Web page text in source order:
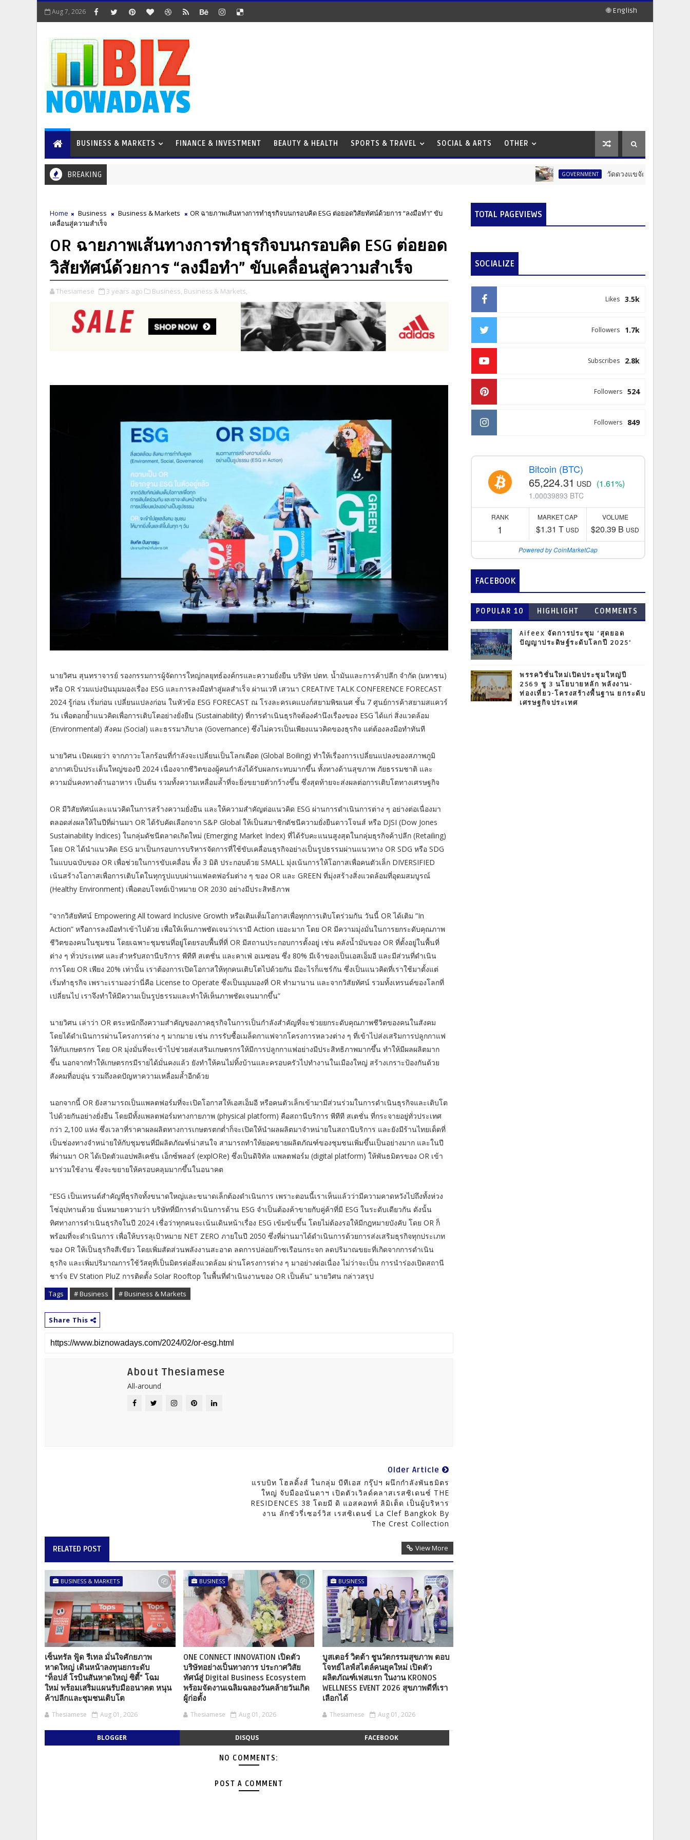
Aug 7, 2026 🌐 English
BUSINESS & MARKETS FINANCE & INVESTMENT BEAUTY & HEALTH SPORTS & TRAVEL SOCIAL & ARTS OTHER
BREAKING GOVERNMENT วัดดวงแขจัดใหญ่! งานแห่เทียนพร
Home Business Business & Markets
OR ฉายภาพเส้นทางการทำธุรกิจบนกรอบคิด ESG ต่อยอดวิสัยทัศน์ด้วยการ “ลงมือทำ” ขับ
เคลื่อนสู่ความสำเร็จ
OR ฉายภาพเส้นทางการทำธุรกิจบนกรอบคิด ESG ต่อยอด
วิสัยทัศน์ด้วยการ “ลงมือทำ” ขับเคลื่อนสู่ความสำเร็จ
Thesiamese 3 years ago Business, Business & Markets,
นายวิศน สุนทราจารย์ รองกรรมการผู้จัดการใหญ่กลยุทธ์องค์กรและความยั่งยืน บริษัท ปตท. น้ำมันและการค้าปลีก จำกัด (มหาชน)
หรือ OR ร่วมแบ่งปันมุมมองเรื่อง ESG และการลงมือทำสู่ผลสำเร็จ ผ่านเวที เสวนา CREATIVE TALK CONFERENCE FORECAST
2024 รู้ก่อน เริ่มก่อน เปลี่ยนแปลงก่อน ในหัวข้อ ESG FORECAST ณ โรงละครเคแบงก์สยามพิฆเนศ ชั้น 7 ศูนย์การค้าสยามสแควร์
วัน เพื่อตอกย้ำแนวคิดเพื่อการเติบโตอย่างยั่งยืน (Sustainability) ที่การดำเนินธุรกิจต้องคำนึงเรื่องของ ESG ได้แก่ สิ่งแวดล้อม
(Environmental) สังคม (Social) และธรรมาภิบาล (Governance) ซึ่งไม่ควรเป็นเพียงแนวคิดของธุรกิจ แต่ต้องลงมือทำทันที
นายวิศน เปิดเผยว่า จากภาวะโลกร้อนที่กำลังจะเปลี่ยนเป็นโลกเดือด (Global Boiling) ทำให้เรื่องการเปลี่ยนแปลงของสภาพภูมิ
อากาศเป็นประเด็นใหญ่ของปี 2024 เนื่องจากชีวิตของผู้คนกำลังได้รับผลกระทบมากขึ้น ทั้งทางด้านสุขภาพ ภัยธรรมชาติ และ
ความมั่นคงทางด้านอาหาร เป็นต้น รวมทั้งความเหลื่อมล้ำที่จะยิ่งขยายตัวกว้างขึ้น ซึ่งสุดท้ายจะส่งผลต่อการเติบโตทางเศรษฐกิจ
OR มีวิสัยทัศน์และแนวคิดในการสร้างความยั่งยืน และให้ความสำคัญต่อแนวคิด ESG ผ่านการดำเนินการต่าง ๆ อย่างต่อเนื่องมา
ตลอดส่งผลให้ในปีที่ผ่านมา OR ได้รับคัดเลือกจาก S&P Global ให้เป็นสมาชิกดัชนีความยั่งยืนดาวโจนส์ หรือ DJSI (Dow Jones
Sustainability Indices) ในกลุ่มดัชนีตลาดเกิดใหม่ (Emerging Market Index) ที่ได้รับคะแนนสูงสุดในกลุ่มธุรกิจค้าปลีก (Retailing)
โดย OR ได้นำแนวคิด ESG มาเป็นกรอบการบริหารจัดการที่ใช้ขับเคลื่อนธุรกิจอย่างเป็นรูปธรรมผ่านแนวทาง OR SDG หรือ SDG
ในแบบฉบับของ OR เพื่อช่วยในการขับเคลื่อน ทั้ง 3 มิติ ประกอบด้วย SMALL มุ่งเน้นการให้โอกาสเพื่อคนตัวเล็ก DIVERSIFIED
เน้นสร้างโอกาสเพื่อการเติบโตในทุกรูปแบบผ่านแฟลตฟอร์มต่าง ๆ ของ OR และ GREEN ที่มุ่งสร้างสิ่งแวดล้อมที่อุดมสมบูรณ์
(Healthy Environment) เพื่อตอบโจทย์เป้าหมาย OR 2030 อย่างมีประสิทธิภาพ
“จากวิสัยทัศน์ Empowering All toward Inclusive Growth หรือเติมเต็มโอกาสเพื่อทุกการเติบโตร่วมกัน วันนี้ OR ได้เติม ”In
Action” หรือการลงมือทำเข้าไปด้วย เพื่อให้เห็นภาพชัดเจนว่าเรามี Action เยอะมาก โดย OR มีความมุ่งมั่นในการยกระดับคุณภาพ
ชีวิตของคนในชุมชน โดยเฉพาะชุมชนที่อยู่โดยรอบพื้นที่ที่ OR มีสถานประกอบการตั้งอยู่ เช่น คลังน้ำมันของ OR ที่ตั้งอยู่ในพื้นที่
ต่าง ๆ ทั่วประเทศ และสำหรับสถานีบริการ พีทีที สเตชั่น และคาเฟ่ อเมซอน ซึ่ง 80% มีเจ้าของเป็นเอสเอ็มอี และมีส่วนที่ดำเนิน
การโดย OR เพียง 20% เท่านั้น เราต้องการเปิดโอกาสให้ทุกคนเติบโตไปด้วยกัน มีอะไรก็แชร์กัน ซึ่งเป็นแนวคิดที่เราใช้มาตั้งแต่
เริ่มทำธุรกิจ เพราะเรามองว่านี่คือ License to Operate ซึ่งเป็นมุมมองที่ OR ทำมานาน และจากวิสัยทัศน์ รวมทั้งเทรนด์ของโลกที่
เปลี่ยนไป เราจึงทำให้มีความเป็นรูปธรรมและทำให้เห็นภาพชัดเจนมากขึ้น”
นายวิศน เล่าว่า OR ตระหนักถึงความสำคัญของภาคธุรกิจในการเป็นกำลังสำคัญที่จะช่วยยกระดับคุณภาพชีวิตของคนในสังคม
โดยได้ดำเนินการผ่านโครงการต่าง ๆ มากมาย เช่น การรับซื้อเมล็ดกาแฟจากโครงการหลวงต่าง ๆ ที่เข้าไปส่งเสริมการปลูกกาแฟ
ให้กับเกษตรกร โดย OR มุ่งมั่นที่จะเข้าไปช่วยส่งเสริมเกษตรกรให้มีการปลูกกาแฟอย่างมีประสิทธิภาพมากขึ้น ทำให้มีผลผลิตมาก
ขึ้น นอกจากทำให้เกษตรกรมีรายได้มั่นคงแล้ว ยังทำให้คนไม่ทิ้งบ้านและครอบครัวไปทำงานในเมืองใหญ่ สร้างเกราะป้องกันด้วย
สังคมที่อบอุ่น รวมถึงลดปัญหาความเหลื่อมล้ำอีกด้วย
นอกจากนี้ OR ยังสามารถเป็นแพลตฟอร์มที่จะเปิดโอกาสให้เอสเอ็มอี หรือคนตัวเล็กเข้ามามีส่วนร่วมในการดำเนินธุรกิจและเติบโต
ไปด้วยกันอย่างยั่งยืน โดยมีทั้งแพลตฟอร์มทางกายภาพ (physical platform) คือสถานีบริการ พีทีที สเตชั่น ที่กระจายอยู่ทั่วประเทศ
กว่า 2,100 แห่ง ซึ่งเวลาที่ราคาผลผลิตทางการเกษตรตกต่ำก็จะเปิดให้นำผลผลิตมาจำหน่ายในสถานีบริการ และยังมีร้านไทยเด็ดที่
เป็นช่องทางจำหน่ายให้กับชุมชนที่มีผลิตภัณฑ์น่าสนใจ สามารถทำให้ยอดขายผลิตภัณฑ์ของชุมชนเพิ่มขึ้นเป็นอย่างมาก และในปี
ที่ผ่านมา OR ได้เปิดตัวแอปพลิเคชัน เอ็กซ์พลอร์ (explORe) ซึ่งเป็นดิจิทัล แพลตฟอร์ม (digital platform) ให้พันธมิตรของ OR เข้า
มาร่วมใช้งาน ซึ่งจะขยายให้ครอบคลุมมากขึ้นในอนาคต
“ESG เป็นเทรนด์สำคัญที่ธุรกิจทั้งขนาดใหญ่และขนาดเล็กต้องดำเนินการ เพราะตอนนี้เราเห็นแล้วว่ามีความคาดหวังไปถึงทั้งห่วง
โซ่อุปทานด้วย นั่นหมายความว่า บริษัทที่มีการดำเนินการด้าน ESG จำเป็นต้องค้าขายกับคู่ค้าที่มี ESG ในระดับเดียวกัน ดังนั้น
ทิศทางการดำเนินธุรกิจในปี 2024 เชื่อว่าทุกคนจะเน้นเดินหน้าเรื่อง ESG เข้มข้นขึ้น โดยไม่ต้องรอให้มีกฎหมายบังคับ โดย OR ก็
พร้อมที่จะดำเนินการ เพื่อให้บรรลุเป้าหมาย NET ZERO ภายในปี 2050 ซึ่งที่ผ่านมาได้ดำเนินการด้วยการส่งเสริมธุรกิจทุกประเภท
ของ OR ให้เป็นธุรกิจสีเขียว โดยเพิ่มสัดส่วนพลังงานสะอาด ลดการปล่อยก๊าซเรือนกระจก ลดปริมาณขยะที่เกิดจากการดำเนิน
ธุรกิจ และเพิ่มปริมาณการใช้วัสดุที่เป็นมิตรต่อสิ่งแวดล้อม ผ่านโครงการต่าง ๆ มาอย่างต่อเนื่อง ไม่ว่าจะเป็น การนำร่องเปิดสถานี
ชาร์จ EV Station PluZ การติดตั้ง Solar Rooftop ในพื้นที่ดำเนินงานของ OR เป็นต้น” นายวิศน กล่าวสรุป
Tags # Business # Business & Markets
Share This
About Thesiamese
All-around
Older Article
แรบบิท โฮลดิ้งส์ ในกลุ่ม บีทีเอส กรุ๊ปฯ ผนึกกำลังพันธมิตร
ใหญ่ จับมืออนันดาฯ เปิดตัวเวิลด์คลาสเรสซิเดนซ์ THE
RESIDENCES 38 โดยมี ดิ แอสคอทท์ ลิมิเต็ด เป็นผู้บริหาร
งาน ลักชัวรี่เซอร์วิส เรสซิเดนซ์ La Clef Bangkok By
The Crest Collection
RELATED POST View More
BUSINESS & MARKETS
เซ็นทรัล ฟู้ด รีเทล มั่นใจศักยภาพ
หาดใหญ่ เดินหน้าลงทุนยกระดับ
“ท็อปส์ โรบินสันหาดใหญ่ ซิตี้” โฉม
ใหม่ พร้อมเสริมแผนรับมืออนาคต หนุน
ค้าปลีกและชุมชนเติบโต
Thesiamese Aug 01, 2026
BUSINESS
ONE CONNECT INNOVATION เปิดตัว
บริษัทอย่างเป็นทางการ ประกาศวิสัย
ทัศน์สู่ Digital Business Ecosystem
พร้อมจัดงานเฉลิมฉลองวันคล้ายวันเกิด
ผู้ก่อตั้ง
Thesiamese Aug 01, 2026
BUSINESS
บูสเตอร์ วิตต้า ชูนวัตกรรมสุขภาพ ตอบ
โจทย์ไลฟ์สไตล์คนยุคใหม่ เปิดตัว
ผลิตภัณฑ์เฟสแรก ในงาน KRONOS
WELLNESS EVENT 2026 สุขภาพดีที่เรา
เลือกได้
Thesiamese Aug 01, 2026
BLOGGER DISQUS FACEBOOK
NO COMMENTS:
POST A COMMENT
TOTAL PAGEVIEWS
SOCIALIZE
3.5k
Likes
1.7k
Followers
2.8k
Subscribes
524
Followers
849
Followers
Bitcoin (BTC)
65,224.31 USD (1.61%)
1.00039893 BTC
RANK
1
MARKET CAP
$1.31 T USD
VOLUME
$20.39 B USD
Powered by CoinMarketCap
FACEBOOK
POPULAR 10 HIGHLIGHT COMMENTS
Aifeex จัดการประชุม ‘สุดยอด
ปัญญาประดิษฐ์ระดับโลกปี 2025‘
พรรควิชั่นใหม่เปิดประชุมใหญ่ปี
2569 ชู 3 นโยบายหลัก พลังงาน-
ท่องเที่ยว-โครงสร้างพื้นฐาน ยกระดับ
เศรษฐกิจประเทศ